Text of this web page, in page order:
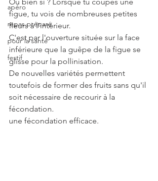
apéro
repas préparé
pour la santé
festif
figue, tu vois de nombreuses petites
fleurs à l'intérieur.
C'est par l'ouverture située sur la face
inférieure que la guêpe de la figue se
glisse pour la pollinisation.
De nouvelles variétés permettent
toutefois de former des fruits sans qu'il
soit nécessaire de recourir à la
fécondation.
une fécondation efficace.